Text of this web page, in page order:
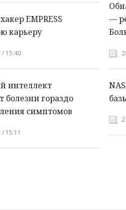
EMPRESS
карьеру
/ 15:40
интеллект
болезни гораздо
симптомов
15:11
—